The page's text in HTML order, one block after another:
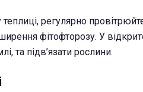
регулярно провітрюйте
фітофторозу. У
та підв’язати рослини.